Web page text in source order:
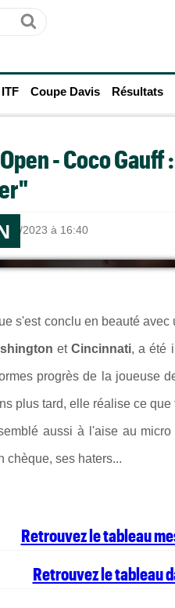
Ok
ITF Coupe Davis Résultats
- Coco
09/2023 à 16:40
s'est conclu en beauté
etCincinnati, a été
progrès de la joueuse
plus tard, elle réalise ce
aussi à l'aise au
chèque, ses haters...
Retrouvez le tableau
Retrouvez le tableau